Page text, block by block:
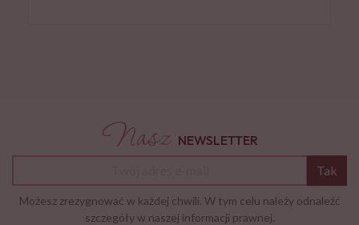
Nasz NEWSLETTER
Tak
Możesz zrezygnować w każdej chwili. W tym celu należy odnaleźć
szczegóły w naszej informacji prawnej.